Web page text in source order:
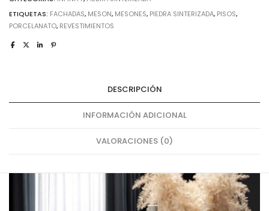
ETIQUETAS: FACHADAS, MESON, MESONES, PIEDRA SINTERIZADA, PISOS,
PORCELANATO, REVESTIMIENTOS
DESCRIPCIÓN
INFORMACIÓN ADICIONAL
VALORACIONES (0)